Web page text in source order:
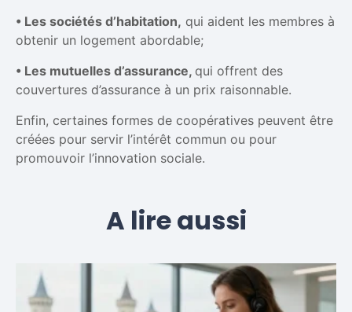
• Les sociétés d’habitation, qui aident les membres à
obtenir un logement abordable;
• Les mutuelles d’assurance, qui offrent des
couvertures d’assurance à un prix raisonnable.
Enfin, certaines formes de coopératives peuvent être
créées pour servir l’intérêt commun ou pour
promouvoir l’innovation sociale.
A lire aussi